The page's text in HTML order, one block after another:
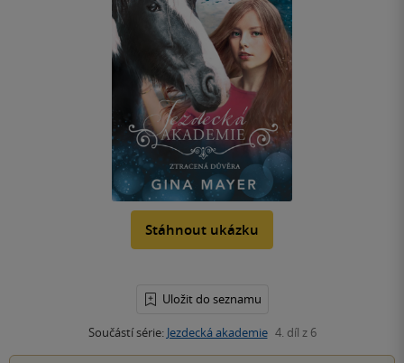
Stáhnout ukázku
Uložit do seznamu
Součástí série: Jezdecká akademie 4. díl z 6